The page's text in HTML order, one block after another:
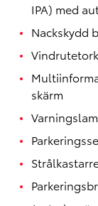
IPA) med
Nackskydd
skärm